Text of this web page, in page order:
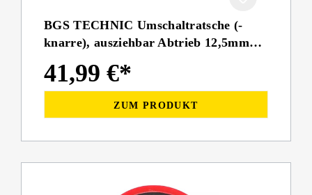
BGS TECHNIC Umschaltratsche (-
knarre), ausziehbar Abtrieb 12,5mm
41,99 €*
ZUM PRODUKT